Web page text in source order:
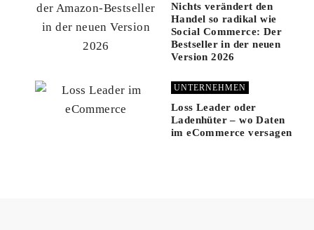
Nichts verändert den
Handel so radikal wie
Social Commerce: Der
Bestseller in der neuen
Version 2026
UNTERNEHMEN
Loss Leader oder
Ladenhüter – wo Daten
im eCommerce versagen